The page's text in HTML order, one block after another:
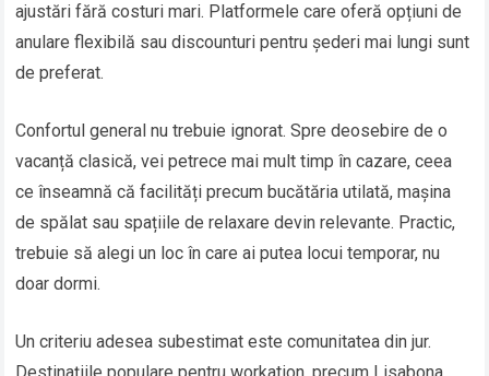
ajustări fără costuri mari. Platformele care oferă opțiuni de
anulare flexibilă sau discounturi pentru șederi mai lungi sunt
de preferat.
Confortul general nu trebuie ignorat. Spre deosebire de o
vacanță clasică, vei petrece mai mult timp în cazare, ceea
ce înseamnă că facilități precum bucătăria utilată, mașina
de spălat sau spațiile de relaxare devin relevante. Practic,
trebuie să alegi un loc în care ai putea locui temporar, nu
doar dormi.
Un criteriu adesea subestimat este comunitatea din jur.